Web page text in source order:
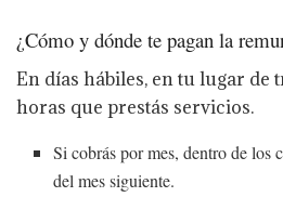
¿Cómo y dónde te pagan la
En días hábiles, en tu lugar de
horas que prestás servicios.
Si cobrás por mes, dentro de los
del mes siguiente.